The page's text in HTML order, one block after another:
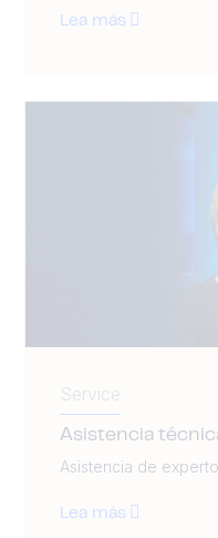
Lea más
Service
Asistencia
Asistencia de
Lea más